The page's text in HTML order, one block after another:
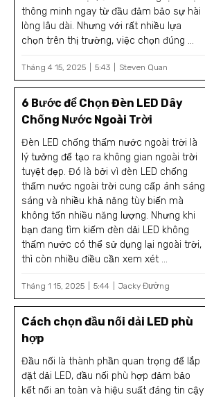
thông minh ngay từ đầu đảm bảo sự hài
lòng lâu dài. Nhưng với rất nhiều lựa
chọn trên thị trường, việc chọn đúng ...
Tháng 4 15, 2025 5:43 Steven Quan
6 Bước để Chọn Đèn LED Dây
Chống Nước Ngoài Trời
Đèn LED chống thấm nước ngoài trời là
lý tưởng để tạo ra không gian ngoài trời
tuyệt đẹp. Đó là bởi vì đèn LED chống
thấm nước ngoài trời cung cấp ánh sáng
sáng và nhiều khả năng tùy biến mà
không tốn nhiều năng lượng. Nhưng khi
bạn đang tìm kiếm đèn dải LED không
thấm nước có thể sử dụng lại ngoài trời,
thì còn nhiều điều cần xem xét ...
Tháng 1 15, 2025 5:44 Jacky Đường
Cách chọn đầu nối dải LED phù
hợp
Đầu nối là thành phần quan trọng để lắp
đặt dải LED, đầu nối phù hợp đảm bảo
kết nối an toàn và hiệu suất đáng tin cậy